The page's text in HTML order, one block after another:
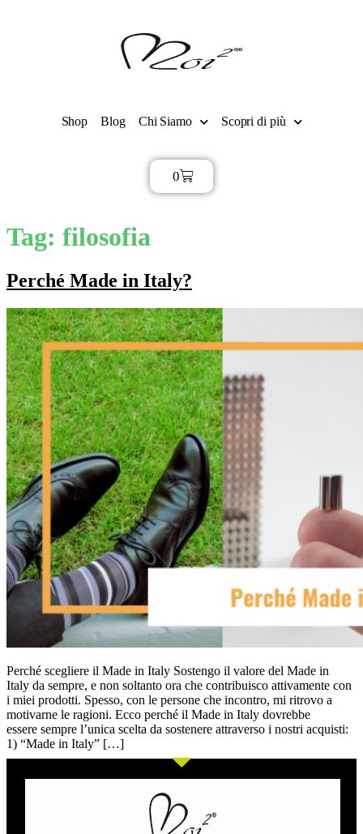
Shop Blog Chi Siamo Scopri di più
0
Tag: filosofia
Perché Made in Italy?
Perché scegliere il Made in Italy Sostengo il valore del Made in
Italy da sempre, e non soltanto ora che contribuisco attivamente con
i miei prodotti. Spesso, con le persone che incontro, mi ritrovo a
motivarne le ragioni. Ecco perché il Made in Italy dovrebbe
essere sempre l’unica scelta da sostenere attraverso i nostri acquisti:
1) “Made in Italy” […]